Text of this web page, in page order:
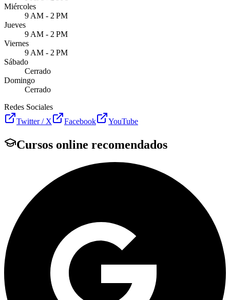
Miércoles
9 AM - 2 PM
Jueves
9 AM - 2 PM
Viernes
9 AM - 2 PM
Sábado
Cerrado
Domingo
Cerrado
Redes Sociales
Twitter / X
Facebook YouTube
Cursos online recomendados